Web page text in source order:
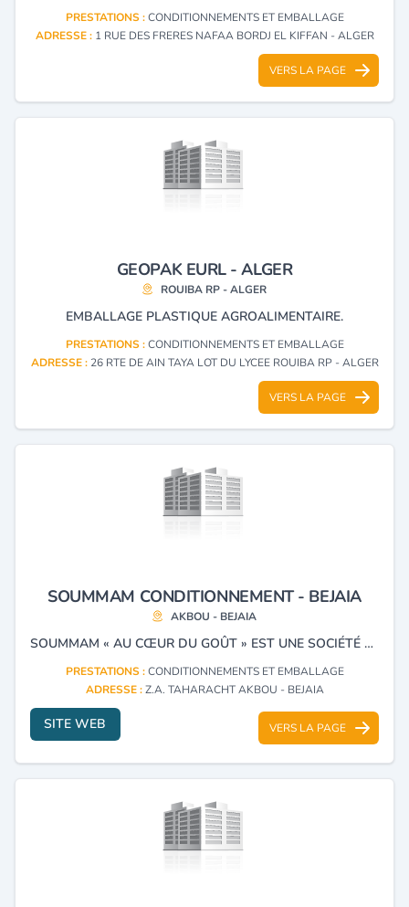
PRESTATIONS :CONDITIONNEMENTS ET EMBALLAGE
ADRESSE : 1 RUE DES FRERES NAFAA BORDJ EL KIFFAN - ALGER
VERS LA PAGE
GEOPAK EURL - ALGER
ROUIBA RP - ALGER
EMBALLAGE PLASTIQUE AGROALIMENTAIRE.
PRESTATIONS :CONDITIONNEMENTS ET EMBALLAGE
ADRESSE : 26 RTE DE AIN TAYA LOT DU LYCEE ROUIBA RP - ALGER
VERS LA PAGE
SOUMMAM CONDITIONNEMENT - BEJAIA
AKBOU - BEJAIA
SOUMMAM « AU CŒUR DU GOÛT » EST UNE SOCIÉTÉ SPECIALISÉE DANS LE CONDITIONNEMENT DES LÉGUMES SECS, DU SUCRE ET DU RIZ. ELLE OFFRE L’UNE DES GAMMES LES PLUS RICHES ET VARIÉES.
PRESTATIONS :CONDITIONNEMENTS ET EMBALLAGE
ADRESSE :Z.A. TAHARACHT AKBOU - BEJAIA
SITE WEB VERS LA PAGE